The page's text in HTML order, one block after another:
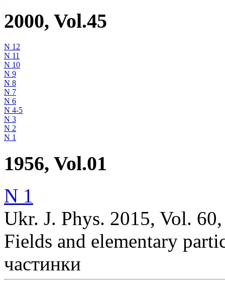
2000, Vol.45
N 12
N 11
N 10
N 9
N 8
N 7
N 6
N 4-5
N 3
N 2
N 1
1956, Vol.01
N 1
Ukr. J. Phys. 2015, Vol.
Fields and elementary
частинки